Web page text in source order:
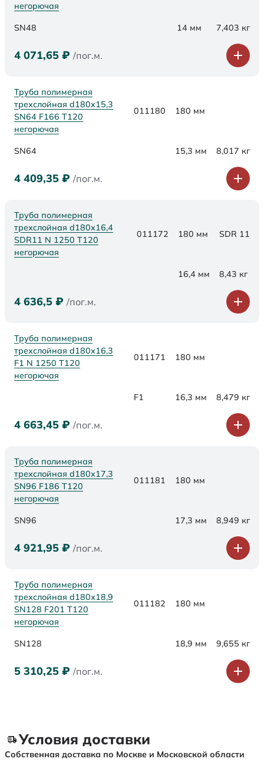
негорючая
SN48 14 мм 7,403 кг
4 071,65 ₽ /пог.м.
Труба полимерная
трехслойная d180х15,3
SN64 F166 Т120
негорючая
011180 180 мм
SN64 15,3 мм 8,017 кг
4 409,35 ₽ /пог.м.
Труба полимерная
трехслойная d180x16,4
SDR11 N 1250 Т120
негорючая
011172 180 мм SDR 11
16,4 мм 8,43 кг
4 636,5 ₽ /пог.м.
Труба полимерная
трехслойная d180x16,3
F1 N 1250 Т120
негорючая
011171 180 мм
F1 16,3 мм 8,479 кг
4 663,45 ₽ /пог.м.
Труба полимерная
трехслойная d180х17,3
SN96 F186 Т120
негорючая
011181 180 мм
SN96 17,3 мм 8,949 кг
4 921,95 ₽ /пог.м.
Труба полимерная
трехслойная d180х18,9
SN128 F201 Т120
негорючая
011182 180 мм
SN128 18,9 мм 9,655 кг
5 310,25 ₽ /пог.м.
Условия доставки
Собственная доставка по Москве и Московской области